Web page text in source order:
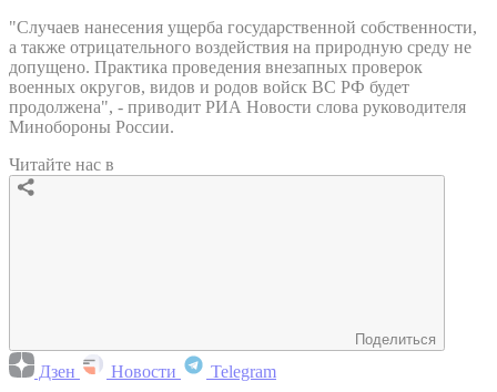
"Случаев нанесения ущерба государственной собственности,
а также отрицательного воздействия на природную среду не
допущено. Практика проведения внезапных проверок
военных округов, видов и родов войск ВС РФ будет
продолжена", - приводит РИА Новости слова руководителя
Минобороны России.
Читайте нас в
Поделиться
Дзен Новости Telegram